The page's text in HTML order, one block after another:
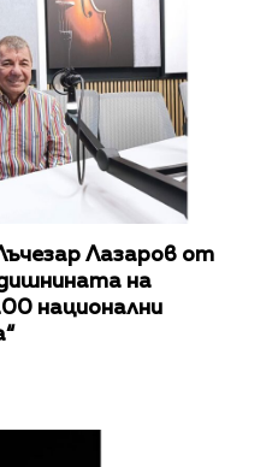
Лазаров от
на
национални